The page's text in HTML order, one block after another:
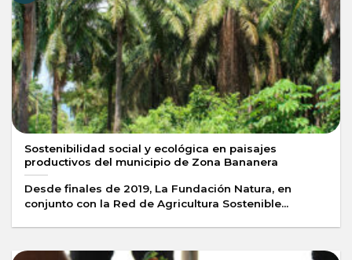
Sostenibilidad social y ecológica en paisajes
productivos del municipio de Zona Bananera
Desde finales de 2019, La Fundación Natura, en
conjunto con la Red de Agricultura Sostenible...